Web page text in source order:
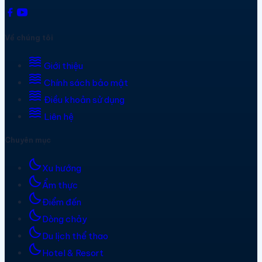
Về chúng tôi
waves Giới thiệu
waves Chính sách bảo mật
waves Điều khoản sử dụng
waves Liên hệ
Chuyên mục
bedtimeXu hướng
bedtimeẨm thực
bedtimeĐiểm đến
bedtimeDòng chảy
bedtimeDu lịch thể thao
bedtimeHotel & Resort